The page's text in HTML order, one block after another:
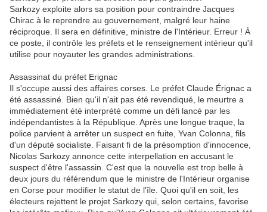
Sarkozy exploite alors sa position pour contraindre Jacques
Chirac à le reprendre au gouvernement, malgré leur haine
réciproque. Il sera en définitive, ministre de l'Intérieur. Erreur ! À
ce poste, il contrôle les préfets et le renseignement intérieur qu'il
utilise pour noyauter les grandes administrations.
Assassinat du préfet Erignac
Il s'occupe aussi des affaires corses. Le préfet Claude Érignac a
été assassiné. Bien qu'il n'ait pas été revendiqué, le meurtre a
immédiatement été interprété comme un défi lancé par les
indépendantistes à la République. Après une longue traque, la
police parvient à arrêter un suspect en fuite, Yvan Colonna, fils
d'un député socialiste. Faisant fi de la présomption d'innocence,
Nicolas Sarkozy annonce cette interpellation en accusant le
suspect d'être l'assassin. C'est que la nouvelle est trop belle à
deux jours du référendum que le ministre de l'Intérieur organise
en Corse pour modifier le statut de l'île. Quoi qu'il en soit, les
électeurs rejettent le projet Sarkozy qui, selon certains, favorise